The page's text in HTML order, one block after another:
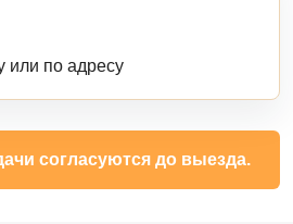
или по адресу
согласуются до выезда.